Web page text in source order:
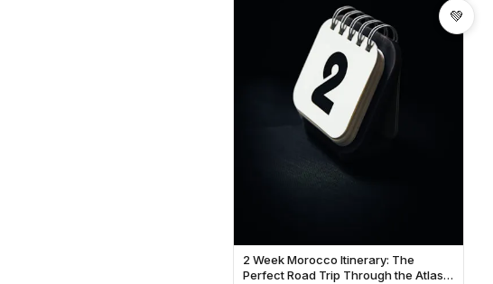
2 Week Morocco Itinerary: The
Perfect Road Trip Through the Atlas
💚